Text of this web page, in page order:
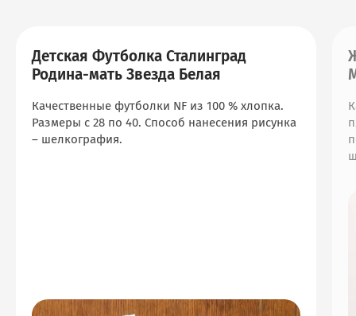
Детская Футболка Сталинград
Родина-мать Звезда Белая
Качественные футболки NF из 100 % хлопка.
Размеры с 28 по 40. Способ нанесения рисунка
– шелкография.